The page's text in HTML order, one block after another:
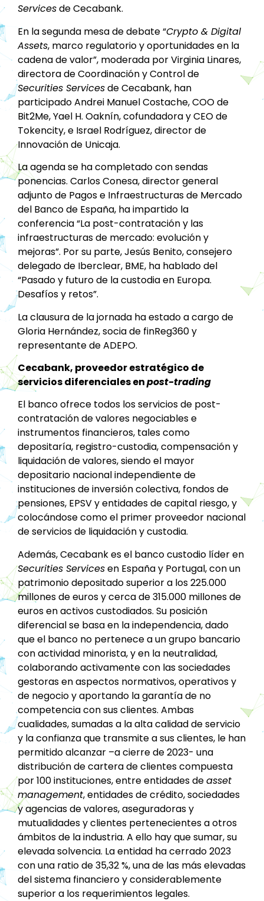
Servicesde Cecabank.
En la segunda mesa de debate “Crypto & Digital
Assets, marco regulatorio y oportunidades en la
cadena de valor”, moderada por Virginia Linares,
directora de Coordinación y Control de
Securities Servicesde Cecabank, han
participado Andrei Manuel Costache, COO de
Bit2Me, Yael H. Oaknín, cofundadora y CEO de
Tokencity, e Israel Rodríguez, director de
Innovación de Unicaja.
La agenda se ha completado con sendas
ponencias. Carlos Conesa, director general
adjunto de Pagos e Infraestructuras de Mercado
del Banco de España, ha impartido la
conferencia “La post-contratación y las
infraestructuras de mercado: evolución y
mejoras”. Por su parte, Jesús Benito, consejero
delegado de Iberclear, BME, ha hablado del
“Pasado y futuro de la custodia en Europa.
Desafíos y retos”.
La clausura de la jornada ha estado a cargo de
Gloria Hernández, socia de finReg360 y
representante de ADEPO.
Cecabank, proveedor estratégico de
servicios diferenciales enpost-trading
El banco ofrece todos los servicios de post-
contratación de valores negociables e
instrumentos financieros, tales como
depositaría, registro-custodia, compensación y
liquidación de valores, siendo el mayor
depositario nacional independiente de
instituciones de inversión colectiva, fondos de
pensiones, EPSV y entidades de capital riesgo, y
colocándose como el primer proveedor nacional
de servicios de liquidación y custodia.
Además, Cecabank es el banco custodio líder en
Securities Servicesen España y Portugal, con un
patrimonio depositado superior a los 225.000
millones de euros y cerca de 315.000 millones de
euros en activos custodiados. Su posición
diferencial se basa en la independencia, dado
que el banco no pertenece a un grupo bancario
con actividad minorista, y en la neutralidad,
colaborando activamente con las sociedades
gestoras en aspectos normativos, operativos y
de negocio y aportando la garantía de no
competencia con sus clientes. Ambas
cualidades, sumadas a la alta calidad de servicio
y la confianza que transmite a sus clientes, le han
permitido alcanzar –a cierre de 2023- una
distribución de cartera de clientes compuesta
por 100 instituciones, entre entidades deasset
management, entidades de crédito, sociedades
y agencias de valores, aseguradoras y
mutualidades y clientes pertenecientes a otros
ámbitos de la industria. A ello hay que sumar, su
elevada solvencia. La entidad ha cerrado 2023
con una ratio de 35,32 %, una de las más elevadas
del sistema financiero y considerablemente
superior a los requerimientos legales.